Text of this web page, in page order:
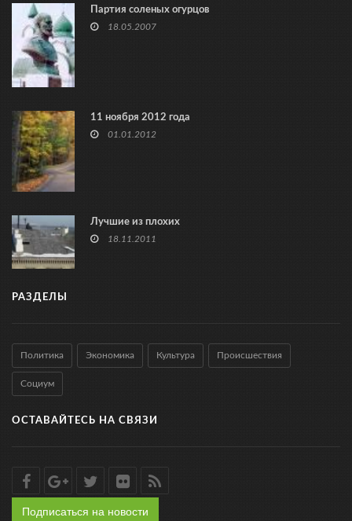
Партия соленых огурцов
18.05.2007
11 ноября 2012 года
01.01.2012
Лучшие из плохих
18.11.2011
РАЗДЕЛЫ
Политика Экономика Культура Происшествия
Социум
ОСТАВАЙТЕСЬ НА СВЯЗИ
Подписаться на новости